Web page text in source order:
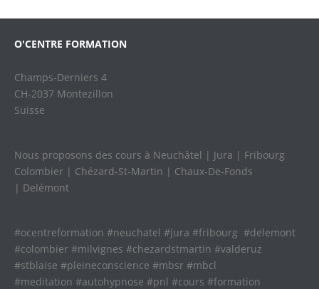
O'CENTRE FORMATION
Champs-Derniers 4
CH-2037 Montezillon
Suisse
Nous proposons des cours à Neuchâtel | Jura | Fribourg
Colombier | Chézard-St-Martin | Chaux-De-Fonds
| Delémont
#ocentreformation #neuchatel #jura #fribourg #delemont
#colombier #milvignes #chezardstmartin #valderuz
#stblaise #pleineconscience #mbsr #mbcl
#meditation #autohypnose #pnl #cours #formation